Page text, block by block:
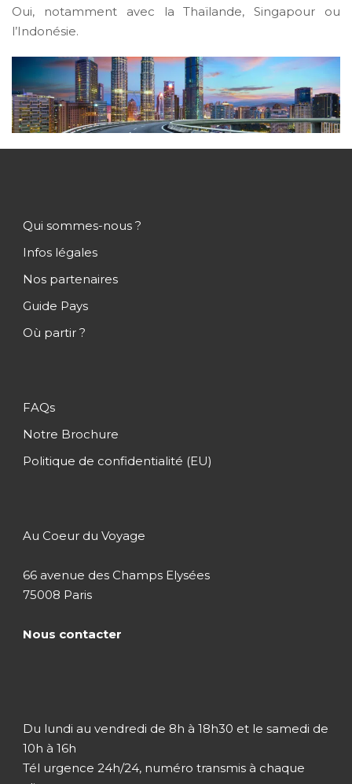
Oui, notamment avec la Thaïlande, Singapour ou
l’Indonésie.
Qui sommes-nous ?
Infos légales
Nos partenaires
Guide Pays
Où partir ?
FAQs
Notre Brochure
Politique de confidentialité (EU)
Au Coeur du Voyage
66 avenue des Champs Elysées
75008 Paris
Nous contacter
Du lundi au vendredi de 8h à 18h30 et le samedi de
10h à 16h
Tél urgence 24h/24, numéro transmis à chaque